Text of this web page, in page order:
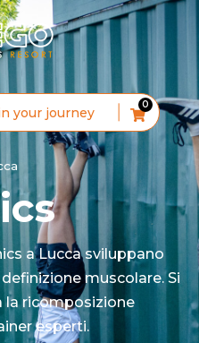
your journey 0
a Lucca sviluppano
muscolare. Si
la ricomposizione
esperti.